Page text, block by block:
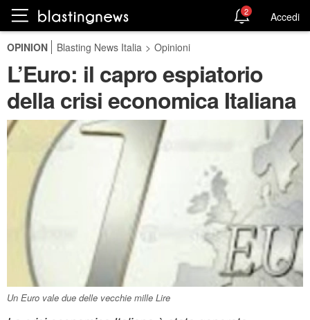
2 Accedi
OPINION Blasting News Italia > Opinioni
L’Euro: il capro espiatorio
della crisi economica Italiana
Un Euro vale due delle vecchie mille Lire